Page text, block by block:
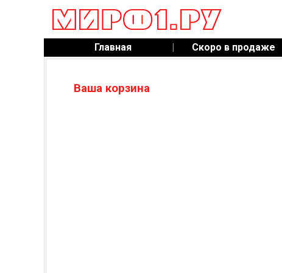
Главная | Скоро в продаже
Ваша корзина